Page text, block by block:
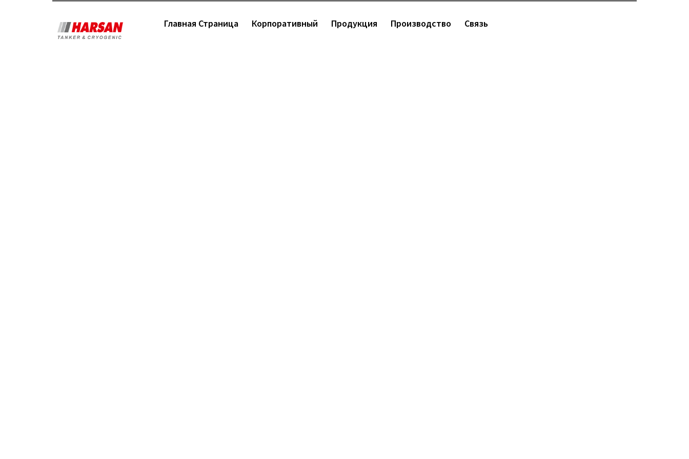
Главная Страница Корпоративный Продукция Производство Связь